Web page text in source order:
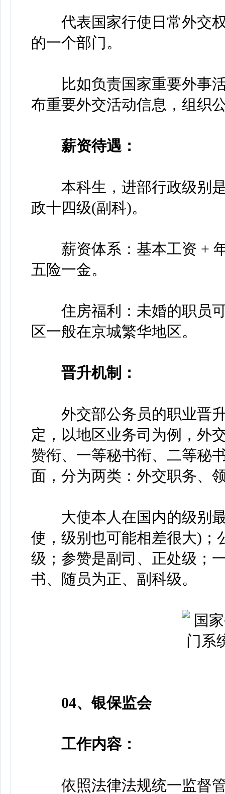
代表国家行使日常外交权
的一个部门。
比如负责国家重要外事活
布重要外交活动信息，组织
薪资待遇：
本科生，进部行政级别是
政十四级(副科)。
薪资体系：基本工资 + 年
五险一金。
住房福利：未婚的职员可
区一般在京城繁华地区。
晋升机制：
外交部公务员的职业晋升
定，以地区业务司为例，外
赞衔、一等秘书衔、二等秘
面，分为两类：外交职务、
大使本人在国内的级别最
使，级别也可能相差很大)；
级；参赞是副司、正处级；
书、随员为正、副科级。
04、银保监会
工作内容：
依照法律法规统一监督管